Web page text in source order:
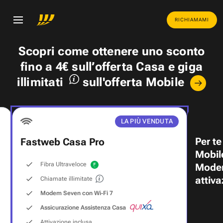
RICHIAMAMI
Scopri come ottenere uno sconto
fino a 4€ sull’offerta Casa egiga
illimitati
sull'offerta Mobile
LA PIÙ VENDUTA
Fastweb Casa Pro
Fibra Ultraveloce
Chiamate illimitate
Modem Seven con Wi‑Fi 7
Assicurazione Assistenza Casa
Per